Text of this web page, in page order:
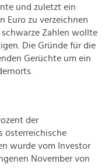
und zuletzt ein
Euro zu verzeichnen
Zahlen wollte
Die Gründe für die
Gerüchte um ein
der
österreichische
wurde vom Investor
November von